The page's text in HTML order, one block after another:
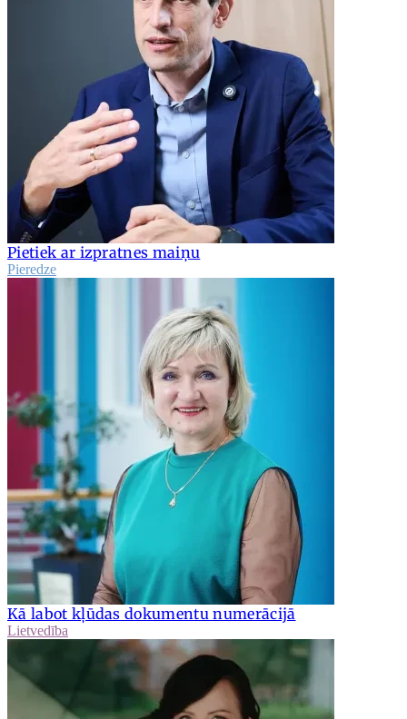
Pietiek ar izpratnes maiņu
Pieredze
Kā labot kļūdas dokumentu numerācijā
Lietvedība